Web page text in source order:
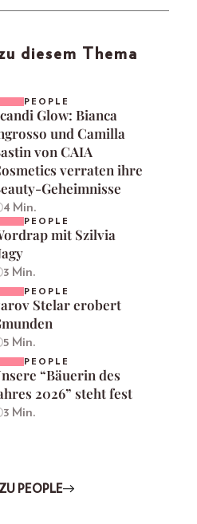
diesem Thema
PEOPLE
Glow: Bianca
und Camilla
von CAIA
verraten ihre
Geheimnisse
4 Min.
PEOPLE
mit Szilvia
3 Min.
PEOPLE
Stelar erobert
5 Min.
PEOPLE
“Bäuerin des
2026” steht fest
3 Min.
PEOPLE